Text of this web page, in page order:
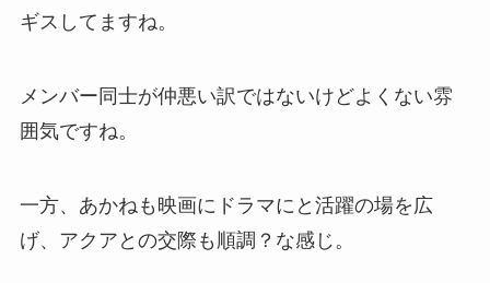
ギスしてますね。
メンバー同士が仲悪い訳ではないけどよくない雰
囲気ですね。
一方、あかねも映画にドラマにと活躍の場を広
げ、アクアとの交際も順調？な感じ。